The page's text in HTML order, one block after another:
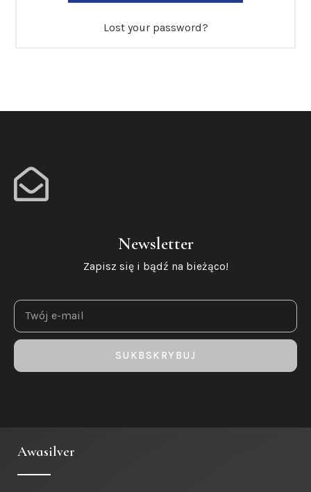
Lost your password?
Newsletter
Zapisz się i bądź na bieżąco!
SUKBSKRYBUJ
Awasilver